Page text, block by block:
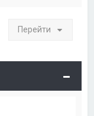
Перейти